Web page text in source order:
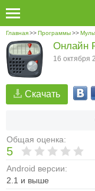
Главная>>Программы>>
Скачать
Общая оценка:
5
Android версии:
2.1 и выше
Онлайн
16 октября